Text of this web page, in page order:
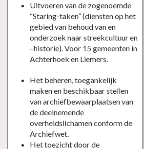
Uitvoeren van de zogenoemde
“Staring-taken” (diensten op het
gebied van behoud van en
onderzoek naar streekcultuur en
–historie). Voor 15 gemeenten in
Achterhoek en Liemers.
Het beheren, toegankelijk
maken en beschikbaar stellen
van archiefbewaarplaatsen van
de deelnemende
overheidslichamen conform de
Archiefwet.
Het toezicht door de